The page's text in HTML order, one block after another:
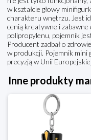
w kształcie głowy
charakteru wnętrzu. Jest
cenią kreatywne i
polipropylenu, pojemnik
Producent zadbał o
w produkcji. Pojemnik mini
precyzją w Unii
Inne produkty